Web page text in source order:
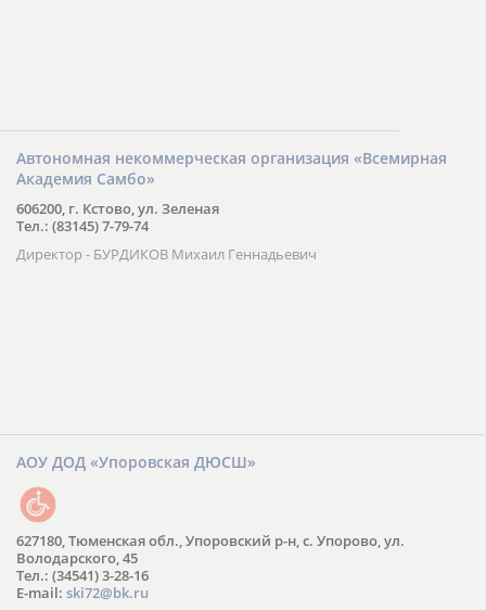
Автономная некоммерческая организация «Всемирная
Академия Самбо»
606200, г. Кстово, ул. Зеленая
Тел.: (83145) 7-79-74
Директор - БУРДИКОВ Михаил Геннадьевич
АОУ ДОД «Упоровская ДЮСШ»
627180, Тюменская обл., Упоровский р-н, с. Упорово, ул.
Володарского, 45
Тел.: (34541) 3-28-16
E-mail: ski72@bk.ru